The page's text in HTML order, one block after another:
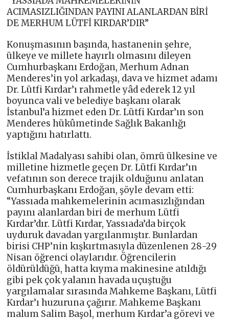
ACIMASIZLIĞINDAN PAYINI ALANLARDAN BİRİ
DE MERHUM LÜTFİ KIRDAR’DIR”
Konuşmasının başında, hastanenin şehre,
ülkeye ve millete hayırlı olmasını dileyen
Cumhurbaşkanı Erdoğan, Merhum Adnan
Menderes’in yol arkadaşı, dava ve hizmet adamı
Dr. Lütfi Kırdar’ı rahmetle yâd ederek 12 yıl
boyunca vali ve belediye başkanı olarak
İstanbul’a hizmet eden Dr. Lütfi Kırdar’ın son
Menderes hükûmetinde Sağlık Bakanlığı
yaptığını hatırlattı.
İstiklal Madalyası sahibi olan, ömrü ülkesine ve
milletine hizmetle geçen Dr. Lütfi Kırdar’ın
vefatının son derece trajik olduğunu anlatan
Cumhurbaşkanı Erdoğan, şöyle devam etti:
“Yassıada mahkemelerinin acımasızlığından
payını alanlardan biri de merhum Lütfi
Kırdar’dır. Lütfi Kırdar, Yassıada’da birçok
uyduruk davadan yargılanmıştır. Bunlardan
birisi CHP’nin kışkırtmasıyla düzenlenen 28-29
Nisan öğrenci olaylarıdır. Öğrencilerin
öldürüldüğü, hatta kıyma makinesine atıldığı
gibi pek çok yalanın havada uçuştuğu
yargılamalar sırasında Mahkeme Başkanı, Lütfi
Kırdar’ı huzuruna çağırır. Mahkeme Başkanı
malum Salim Başol, merhum Kırdar’a görevi ve